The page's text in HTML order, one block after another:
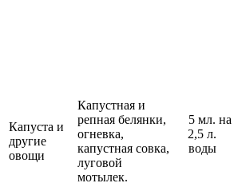
Капуста и
другие
овощи
Капустная и
репная белянки,
огневка,
капустная совка,
луговой
мотылек.
5 мл. на
2,5 л.
воды